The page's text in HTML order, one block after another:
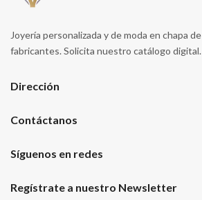
Joyería personalizada y de moda en chapa
fabricantes. Solicita nuestro catálogo digital.
Dirección
Contáctanos
Síguenos en redes
Regístrate a nuestro Newsletter